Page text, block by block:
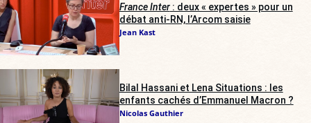
France Inter: deux « expertes » pour un
débat anti-RN, l’Arcom saisie
Jean Kast
Bilal Hassani et Lena Situations : les
enfants cachés d’Emmanuel Macron ?
Nicolas Gauthier